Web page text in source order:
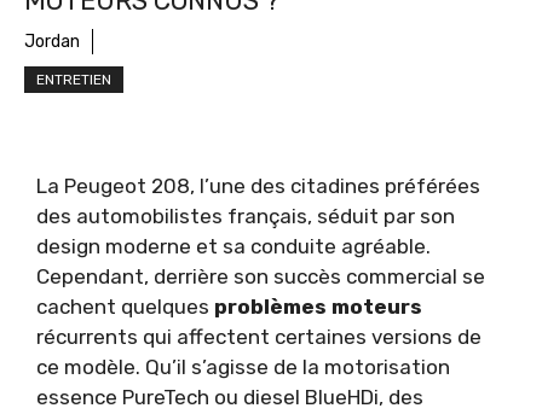
Jordan
ENTRETIEN
La Peugeot 208, l’une des citadines préférées
des automobilistes français, séduit par son
design moderne et sa conduite agréable.
Cependant, derrière son succès commercial se
cachent quelques problèmes moteurs
récurrents qui affectent certaines versions de
ce modèle. Qu’il s’agisse de la motorisation
essence PureTech ou diesel BlueHDi, des